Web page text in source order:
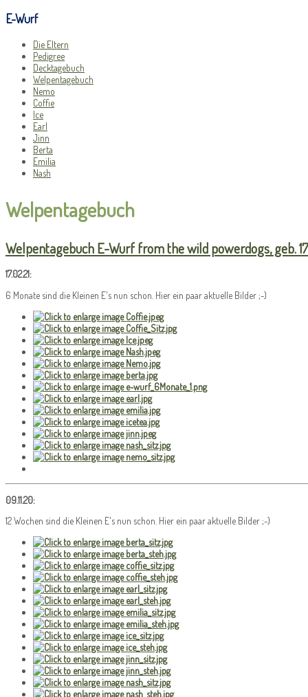
E-Wurf
Die Eltern
Pedigree
Decktagebuch
Welpentagebuch
Nemo
Coffie
Ice
Earl
Jinn
Berta
Emilia
Nash
Welpentagebuch
Welpentagebuch E-Wurf from the wild powerdogs, geb.
17.02.21:
6 Monate sind die Kleinen E's nun schon. Hier ein paar aktuelle Bilder ;-)
09.11.20:
12 Wochen sind die Kleinen E's nun schon. Hier ein paar aktuelle Bilder ;-)